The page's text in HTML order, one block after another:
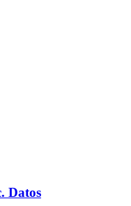
Datos